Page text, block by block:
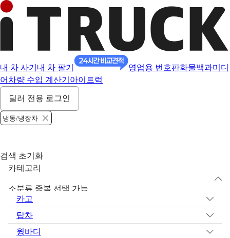
내 차 사기 내 차 팔기 영업용 번호판화물백과미디
어 차량 수입 계산기 아이트럭
딜러 전용 로그인
냉동/냉장차
검색 초기화
카테고리
소분류 중복 선택 가능
카고
탑차
윙바디